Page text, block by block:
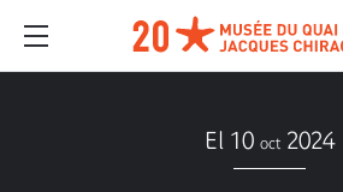
El 10 oct 2024